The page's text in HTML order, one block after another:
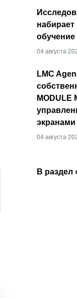
обучение
04 августа
LMC
MODULE
04 августа
В раздел